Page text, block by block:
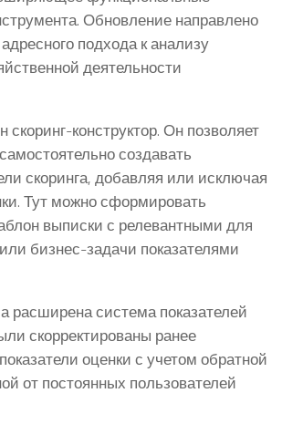
Обновление направлено
подхода к анализу
деятельности
скоринг-конструктор. Он позволяет
создавать
скоринга, добавляя или исключая
Тут можно сформировать
выписки с релевантными для
бизнес-задачи показателями
расширена система показателей
скорректированы ранее
оценки с учетом обратной
от постоянных пользователей